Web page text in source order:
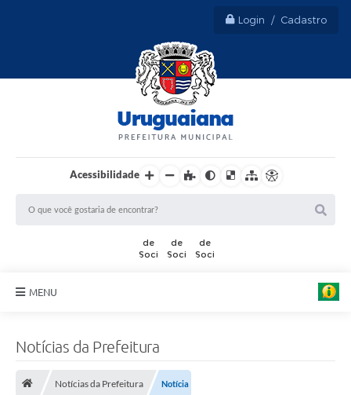
Login / Cadastro
Acessibilidade
MENU
Ouvidorias
Notícias da Prefeitura
Notícias da Prefeitura Notícia